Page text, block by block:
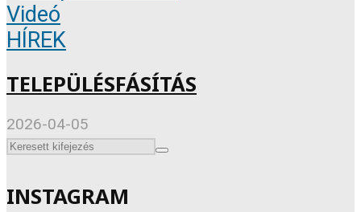
Videó
HÍREK
TELEPÜLÉSFÁSÍTÁS
2026-04-05
INSTAGRAM